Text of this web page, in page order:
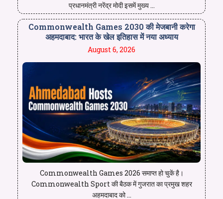
प्रधानमंत्री नरेंद्र मोदी इसमें मुख्य ...
Commonwealth Games 2030 की मेजबानी करेगा
अहमदाबाद: भारत के खेल इतिहास में नया अध्याय
August 6, 2026
Commonwealth Games 2026 समाप्त हो चुकें है।
Commonwealth Sport की बैठक में गुजरात का प्रमुख शहर
अहमदाबाद को ...